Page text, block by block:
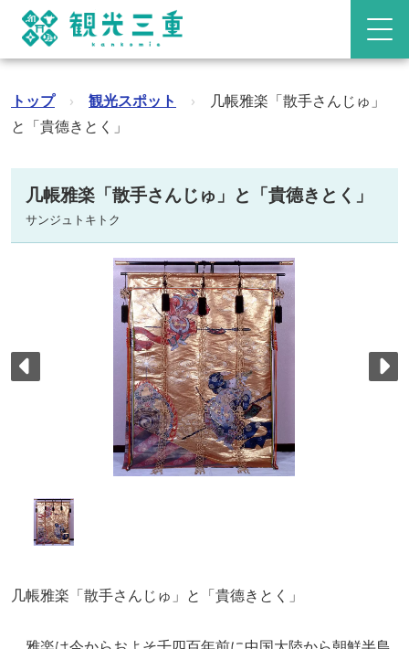
トップ › 観光スポット ›
几帳雅楽「散手さんじゅ」
と「貴德きとく」
几帳雅楽「散手さんじゅ」と「貴德きとく」
サンジュトキトク
几帳雅楽「散手さんじゅ」と「貴德きとく」